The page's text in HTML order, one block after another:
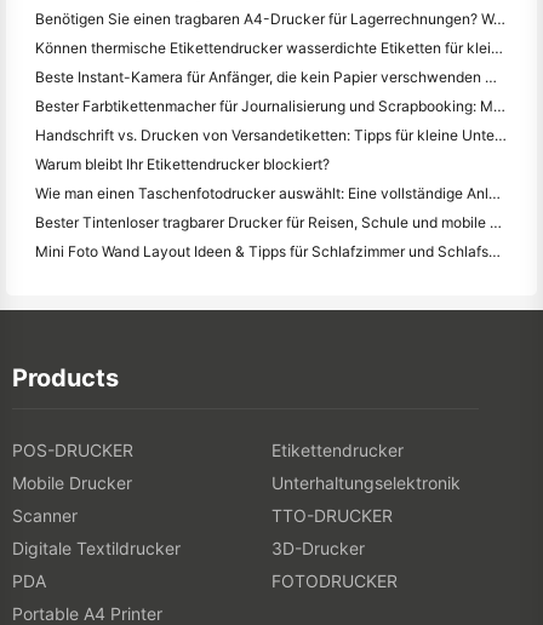
Benötigen Sie einen tragbaren A4-Drucker für Lagerrechnungen? Was eigentlich funktioniert
Können thermische Etikettendrucker wasserdichte Etiketten für kleine Unternehmen herstellen?
Beste Instant-Kamera für Anfänger, die kein Papier verschwenden wollen
Bester Farbtikettenmacher für Journalisierung und Scrapbooking: Mehr Farbe auf jeder Seite hinzufügen
Handschrift vs. Drucken von Versandetiketten: Tipps für kleine Unternehmen im Jahr 2026
Warum bleibt Ihr Etikettendrucker blockiert?
Wie man einen Taschenfotodrucker auswählt: Eine vollständige Anleitung für Journalisten, Reisende und iPhone-Benutzer
Bester Tintenloser tragbarer Drucker für Reisen, Schule und mobile Arbeit: Hanin MT620 Pro Review
Mini Foto Wand Layout Ideen & Tipps für Schlafzimmer und Schlafsaal Dekoration
Products
POS-DRUCKER
Etikettendrucker
Mobile Drucker
Unterhaltungselektronik
Scanner
TTO-DRUCKER
Digitale Textildrucker
3D-Drucker
PDA
FOTODRUCKER
Portable A4 Printer